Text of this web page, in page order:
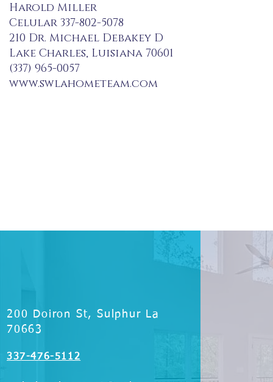
Harold Miller
Celular 337-802-5078
210 Dr. Michael Debakey D
Lake Charles, Luisiana 70601
(337) 965-0057
www.swlahometeam.com
200 Doiron St, Sulphur La
70663
337-476-5112